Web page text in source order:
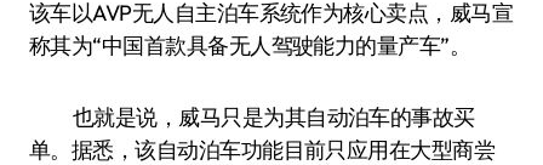
该车以AVP无人自主泊车系统作为核心卖点，威马宣
称其为“中国首款具备无人驾驶能力的量产车”。
也就是说，威马只是为其自动泊车的事故买
单。据悉，该自动泊车功能目前只应用在大型商尝